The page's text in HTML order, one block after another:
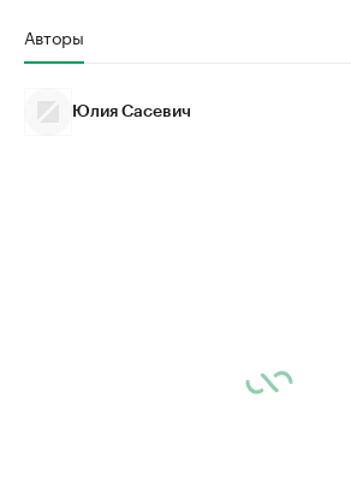
Авторы
Юлия Сасевич